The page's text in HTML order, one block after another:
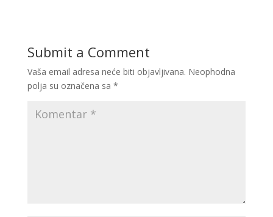
Submit a Comment
Vaša email adresa neće biti objavljivana. Neophodna
polja su označena sa *